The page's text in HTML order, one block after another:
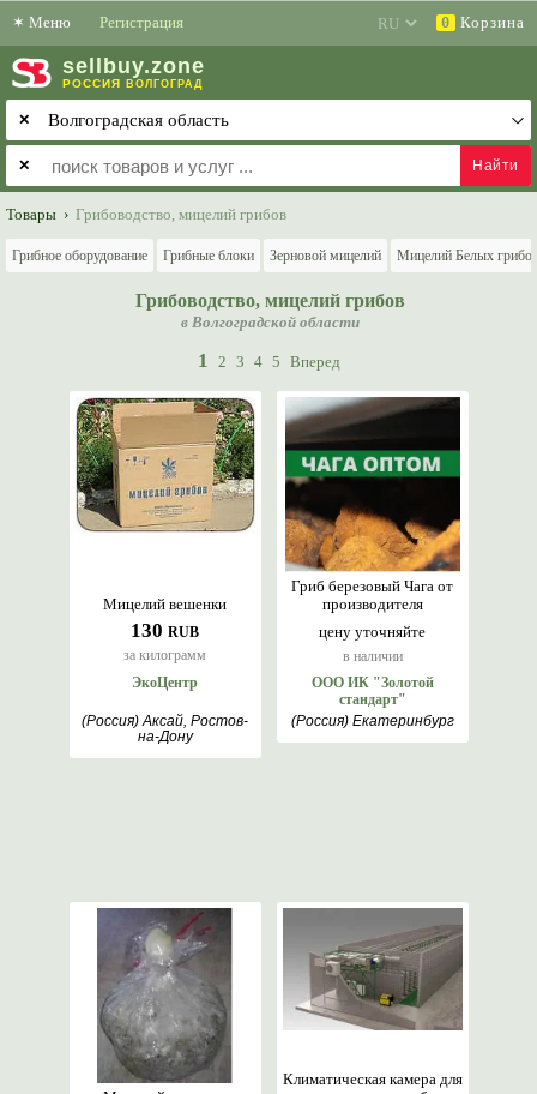
✶ Меню Регистрация 0 Корзина
sell buy.zone
РОССИЯ ВОЛГОГРАД
✕
✕
Товары › Грибоводство, мицелий грибов
Грибное оборудование Грибные блоки Зерновой мицелий Мицелий Белых
Грибоводство, мицелий грибов
в Волгоградской области
1 2 3 4 5 Вперед
130 RUB
за килограмм
Мицелий вешенки
ЭкоЦентр
(Россия) Аксай, Ростов-
на-Дону
цену уточняйте
в наличии
Гриб березовый Чага от
производителя
ООО ИК "Золотой
стандарт"
(Россия) Екатеринбург
Климатическая камера для